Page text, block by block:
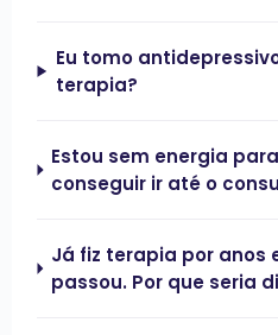
Eu tomo
terapia?
Estou sem energia
conseguir ir até o
Já fiz terapia por anos
passou. Por que seria